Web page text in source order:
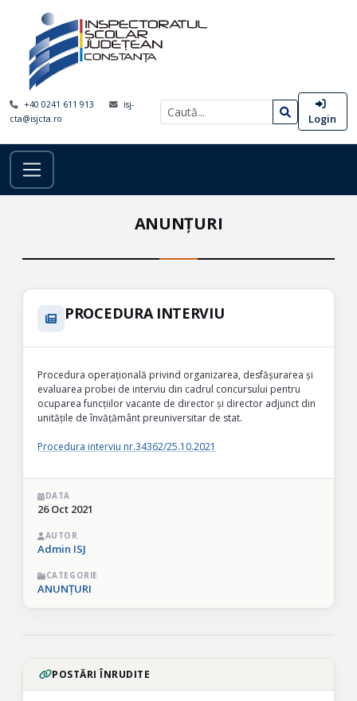
+40 0241 611 913
isj-
cta@isjcta.ro
Login
ANUNȚURI
PROCEDURA INTERVIU
Procedura operațională privind organizarea, desfășurarea și
evaluarea probei de interviu din cadrul concursului pentru
ocuparea funcțiilor vacante de director și director adjunct din
unitățile de învățământ preuniversitar de stat.
Procedura interviu nr.34362/25.10.2021
DATA
26 Oct 2021
AUTOR
Admin ISJ
CATEGORIE
ANUNȚURI
POSTĂRI ÎNRUDITE